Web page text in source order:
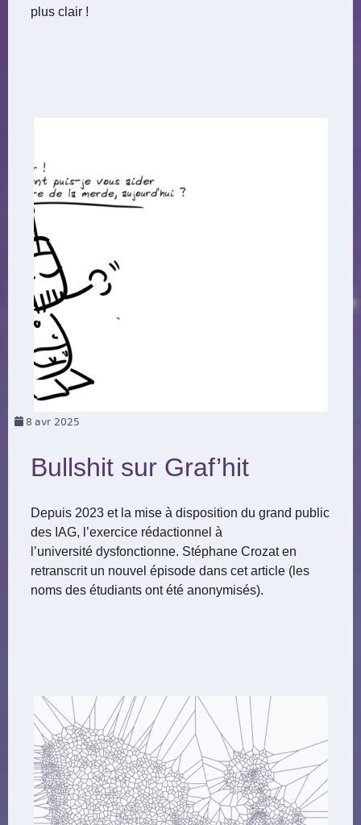
plus clair !
8 avr 2025
Bullshit sur Graf’hit
Depuis 2023 et la mise à disposition du grand public
des IAG, l’exercice rédactionnel à
l’université dysfonctionne. Stéphane Crozat en
retranscrit un nouvel épisode dans cet article (les
noms des étudiants ont été anonymisés).